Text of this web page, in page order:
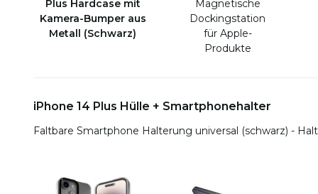
Plus Hardcase mit
Kamera-Bumper aus
Metall (Schwarz)
Magnetische
Dockingstation
für Apple-
Produkte
iPhone 14 Plus Hülle + Smartphonehalter
Faltbare Smartphone Halterung universal (schwarz) -